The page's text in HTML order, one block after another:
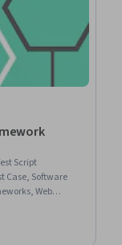
Script
Case, Software
Web
(HTML), File